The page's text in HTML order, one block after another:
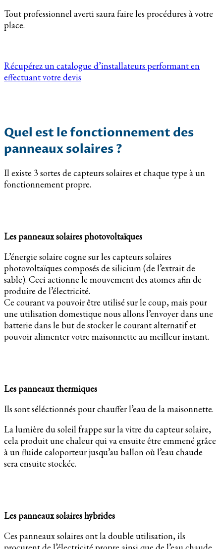
Tout professionnel averti saura faire les procédures à votre
place.
Récupérez un catalogue d’installateurs performant en
effectuant votre devis
Quel est le fonctionnement des
panneaux solaires ?
Il existe 3 sortes de capteurs solaires et chaque type à un
fonctionnement propre.
Les panneaux solaires photovoltaïques
L’énergie solaire cogne sur les capteurs solaires
photovoltaïques composés de silicium (de l’extrait de
sable). Ceci actionne le mouvement des atomes afin de
produire de l’électricité.
Ce courant va pouvoir être utilisé sur le coup, mais pour
une utilisation domestique nous allons l’envoyer dans une
batterie dans le but de stocker le courant alternatif et
pouvoir alimenter votre maisonnette au meilleur instant.
Les panneaux thermiques
Ils sont séléctionnés pour chauffer l’eau de la maisonnette.
La lumière du soleil frappe sur la vitre du capteur solaire,
cela produit une chaleur qui va ensuite être emmené grâce
à un fluide caloporteur jusqu’au ballon où l’eau chaude
sera ensuite stockée.
Les panneaux solaires hybrides
Ces panneaux solaires ont la double utilisation, ils